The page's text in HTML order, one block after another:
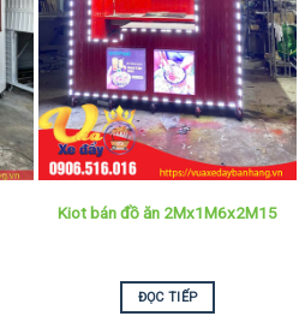
Kiot bán đồ ăn 2Mx1M6x2M15
ĐỌC TIẾP